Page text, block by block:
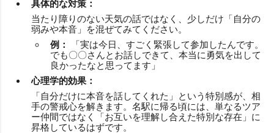
具体的な対策：
当たり障りのない天気の話ではなく、少しだけ「自分の
弱みや本音」を混ぜてみてください。
例：
「実は今日、すごく緊張して参加したんです。
でも〇〇さんとお話しできて、本当に勇気を出して
良かったなと思ってます」
心理学的効果：
「自分だけに本音を話してくれた」という特別感が、相
手の警戒心を解きます。名駅に帰る頃には、単なるツア
ー仲間ではなく「お互いを理解し合えた特別な存在」に
昇格しているはずです。